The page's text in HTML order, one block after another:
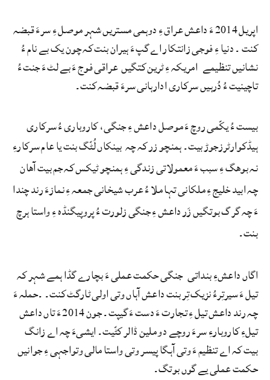
اپریل 2014 ءَ داعش عراق ءِ دوہمی مستریں شہر موصل ءِ سرءَ قبضہ
کنت ۔ دنیا ءِ فوجی زانتکار اے گپ ءَ ہیران بنت کہ چون یک بے نام ءُ
نشانیں تنظیمے امریکہ ءِ ٹرین کتگیں عراقی فوج ءَ بے لٹ ءَ جنت ءُ
تاچینیت ءُ دُرہیں سرکاری ادارہانی سرءَ قبضہ کنت۔
بیست ءُ یکّمی روچ ءَ موصل داعش ءِ جنگی، کاروباری ءُ سرکاری
ہیڈکوارٹرزجوڑ بیت۔ ہمنچو زر کہ چہبینکاں لُٹّگ بنت یا عام سرکارءِ
نہ بوھگ ءِ سبب ءَ معمولاتی زندگی ءِ ہمنچو ٹیکس کہ جم بیت آھان
چہ ابید خلیج ءِ ملکانی تہا ملا ءُ عرب شیخانی جمعہ ءِ نمازءَ رند چندا
ءَ چہ گرگ بوتگیں زَر داعش ءِ جنگی زلورت ءُ پروپیگنڈہ ءِ واستا ہرچ
بنت۔
اگاں داعشءِ بنداتی جنگی حکمت عملی ءَ بچارے گڈا ہمے شہر کہ
تیل ءَ سیرتِرءُ نزیک تِر بنت داعش آہاں وتی اولی ٹارگٹ کنت۔ ۔حملہ ءَ
چہ رند داعش تیل ءِ تجارت ءَ دست ءَ گیپت۔ جون 2014 ءَ تاں داعش
تیلءِ کاروبارءِ سرءَ روچے دو ملین ڈالر کٹّیت۔ ایشیءَ چہ اے زانگ
بیت کہ اے تنظیم ءَ وتی آہگا پیسر وتی واستا مالی وتواجہی ءِ جوانیں
حکمت عملی یے گوں بوتگ۔